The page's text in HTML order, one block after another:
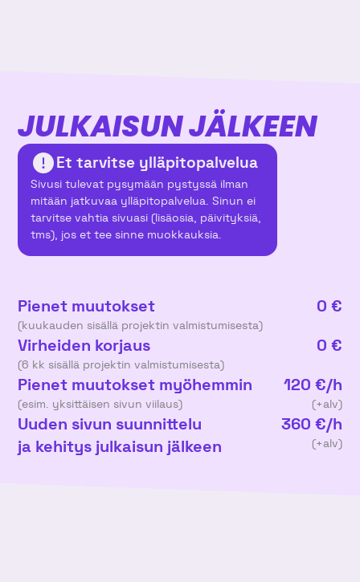
JULKAISUN JÄLKEEN
Et tarvitse ylläpitopalvelua
Sivusi tulevat pysymään pystyssä ilman
mitään jatkuvaa ylläpitopalvelua. Sinun ei
tarvitse vahtia sivuasi (lisäosia, päivityksiä,
tms), jos et tee sinne muokkauksia.
Pienet muutokset
(kuukauden sisällä projektin valmistumisesta)
0 €
Virheiden korjaus
(6 kk sisällä projektin valmistumisesta)
0 €
Pienet muutokset myöhemmin
(esim. yksittäisen sivun viilaus)
120 €/h
(+alv)
Uuden sivun suunnittelu
ja kehitys julkaisun jälkeen
360 €/h
(+alv)